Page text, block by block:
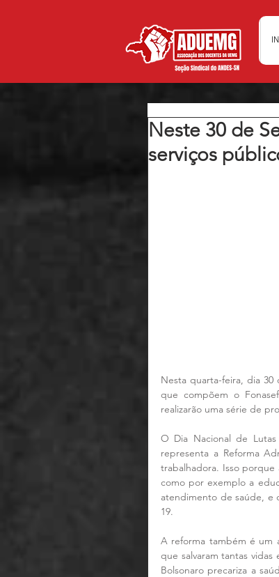
Neste 30 de
serviços
Nesta quarta-feira, dia 30
que compõem o
realizarão uma série de
O Dia Nacional de
representa a Reforma
trabalhadora. Isso
como por exemplo a
atendimento de saúde, e
19.
A reforma também é um
que salvaram tantas
Bolsonaro precariza a